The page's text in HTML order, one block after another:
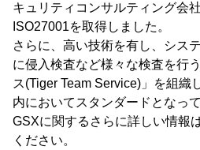
キュリティコンサルティング会
ISO27001を取得しました。
さらに、高い技術を有し、シス
に侵入検査など様々な検査を行
ス(Tiger Team Service)」を組織
内においてスタンダードとなって
GSXに関するさらに詳しい情報
ください。